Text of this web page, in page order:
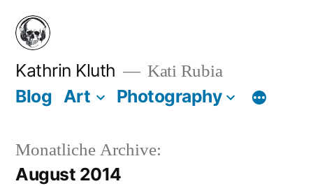
Zum
Inhalt
springen
Kathrin Kluth Kati Rubia
Blog Art Photography
Monatliche Archive:
August 2014